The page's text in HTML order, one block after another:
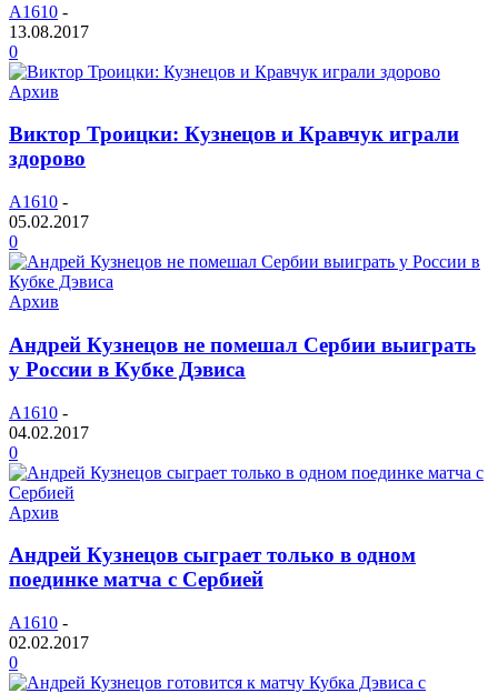
A1610 -
13.08.2017
0
Архив
Виктор Троицки: Кузнецов и Кравчук играли
здорово
A1610 -
05.02.2017
0
Архив
Андрей Кузнецов не помешал Сербии выиграть
у России в Кубке Дэвиса
A1610 -
04.02.2017
0
Архив
Андрей Кузнецов сыграет только в одном
поединке матча с Сербией
A1610 -
02.02.2017
0